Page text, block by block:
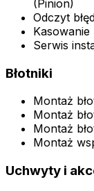
(Pinion)
Odczyt
Kasowanie
Serwis
Błotniki
Montaż
Montaż
Montaż
Montaż
Uchwyty i